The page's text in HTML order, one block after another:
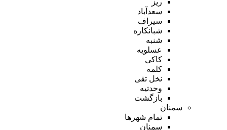
سعدآباد
سیراف
شبانکاره
شنبه
عسلویه
کاکی
کلمه
نخل تقی
وحدتیه
بازگشت
سمنان
تمام شهر‌ها
سمنان